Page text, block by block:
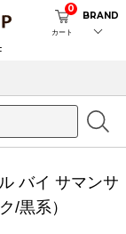
カート
0
BRAND
バイ サマンサ
/黒系）